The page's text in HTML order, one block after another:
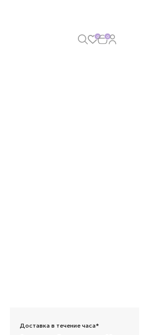
0 0
Доставка в течение часа*